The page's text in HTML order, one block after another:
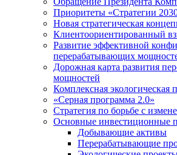
Приоритеты «Стратегии
Новая стратегическая
Клиентоориентированный
Развитие эффективной
перерабатывающих
Дорожная карта развития
мощностей
Комплексная экологическая
«Серная программа 2.0»
Стратегия по борьбе с
Основные инвестиционные
Добывающие активы
Перерабатывающие